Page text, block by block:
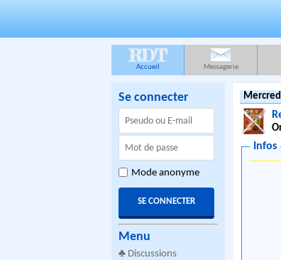
RDT
Accueil Messagerie
Se connecter
Mode anonyme
Menu
♣ Discussions
Infos